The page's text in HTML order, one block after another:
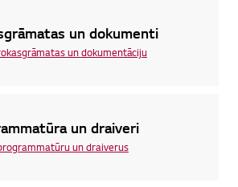
un dokumenti
un dokumentāciju
un draiveri
un draiverus